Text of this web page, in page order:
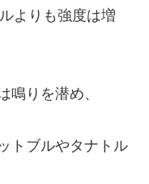
よりも強度は増
りを潜め、
トブルやタナトル